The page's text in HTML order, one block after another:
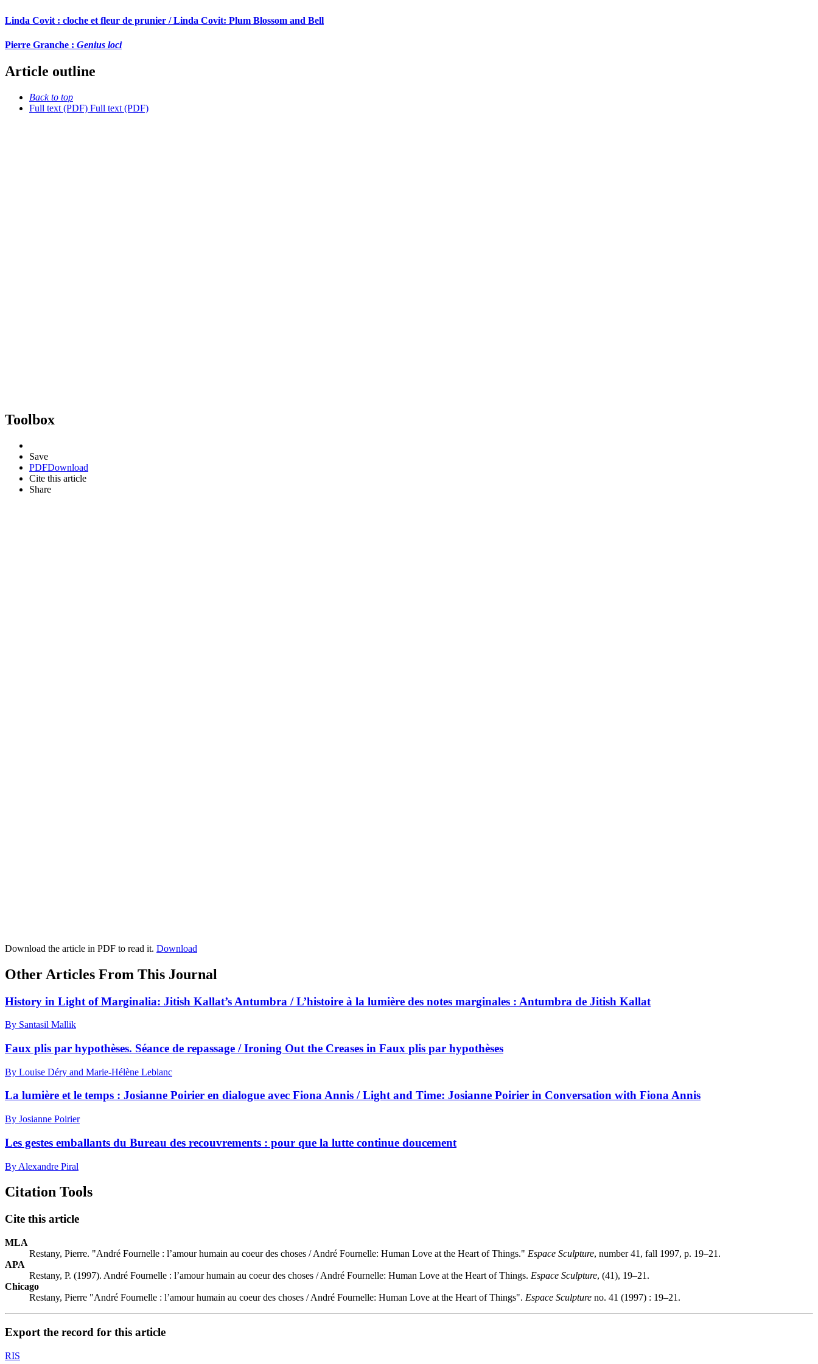
Linda Covit : cloche et fleur de prunier / Linda Covit: Plum Blossom and Bell
Pierre Granche : Genius loci
Article outline
Back to top
Full text (PDF) Full text (PDF)
Toolbox
Save
PDFDownload
Cite this article
Share
Download the article in PDF to read it. Download
Other Articles From This Journal
History in Light of Marginalia: Jitish Kallat’s Antumbra / L’histoire à la lumière des notes marginales : Antumbra de Jitish Kallat
By Santasil Mallik
Faux plis par hypothèses. Séance de repassage / Ironing Out the Creases in Faux plis par hypothèses
By Louise Déry and Marie-Hélène Leblanc
La lumière et le temps : Josianne Poirier en dialogue avec Fiona Annis / Light and Time: Josianne Poirier in Conversation with Fiona Annis
By Josianne Poirier
Les gestes emballants du Bureau des recouvrements : pour que la lutte continue doucement
By Alexandre Piral
Citation Tools
Cite this article
MLA
Restany, Pierre. "André Fournelle : l’amour humain au coeur des choses / André Fournelle: Human Love at the Heart of Things." Espace Sculpture, number 41, fall 1997, p. 19–21.
APA
Restany, P. (1997). André Fournelle : l’amour humain au coeur des choses / André Fournelle: Human Love at the Heart of Things. Espace Sculpture, (41), 19–21.
Chicago
Restany, Pierre "André Fournelle : l’amour humain au coeur des choses / André Fournelle: Human Love at the Heart of Things". Espace Sculpture no. 41 (1997) : 19–21.
Export the record for this article
RIS